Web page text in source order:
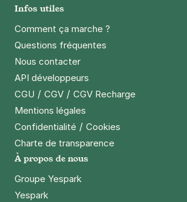
7 €/heure ,46 €/jour,142 €/semaine
Paris - Gare
75005Paris
3,78 €/heure,41,04 €/jour,
Réserver
Infos utiles
Comment ça marche ?
Questions fréquentes
Nous contacter
API développeurs
CGU / CGV / CGV Recharge
Mentions légales
Confidentialité / Cookies
Charte de transparence
À propos de nous
Groupe Yespark
Yespark